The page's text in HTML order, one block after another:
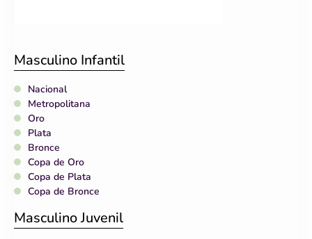
Masculino Infantil
Nacional
Metropolitana
Oro
Plata
Bronce
Copa de Oro
Copa de Plata
Copa de Bronce
Masculino Juvenil